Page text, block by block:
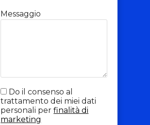
Messaggio
Do il consenso al
trattamento dei miei dati
personali perfinalità di
marketing